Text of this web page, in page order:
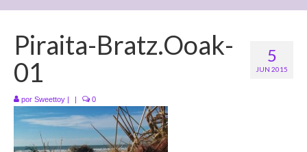
5
JUN 2015
Piraita-Bratz.Ooak-
01
por Sweettoy | | 0